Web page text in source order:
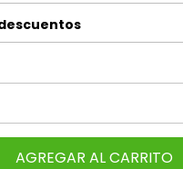
AGREGAR AL CARRITO